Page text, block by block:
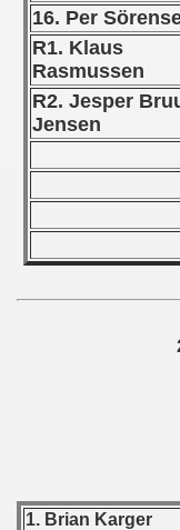
16. Per
R1. Klaus
Rasmussen
R2. Jesper
Jensen
1. Brian Karger
- 1969
- 1970